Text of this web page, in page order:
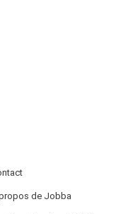
de Jobba